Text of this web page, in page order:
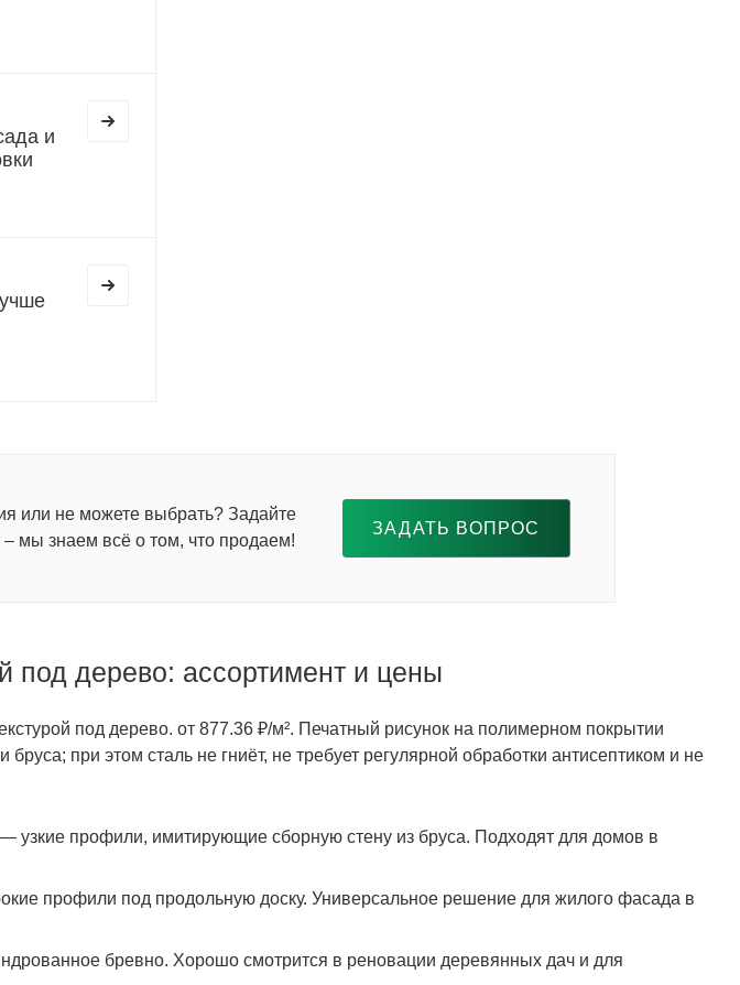
и
или не можете выбрать? Задайте
мы знаем всё о том, что продаем!
ЗАДАТЬ ВОПРОС
под дерево: ассортимент и цены
под дерево. от 877.36 ₽/м². Печатный рисунок на полимерном покрытии
при этом сталь не гниёт, не требует регулярной обработки антисептиком и не
узкие профили, имитирующие сборную стену из бруса. Подходят для домов в
профили под продольную доску. Универсальное решение для жилого фасада в
бревно. Хорошо смотрится в реновации деревянных дач и для